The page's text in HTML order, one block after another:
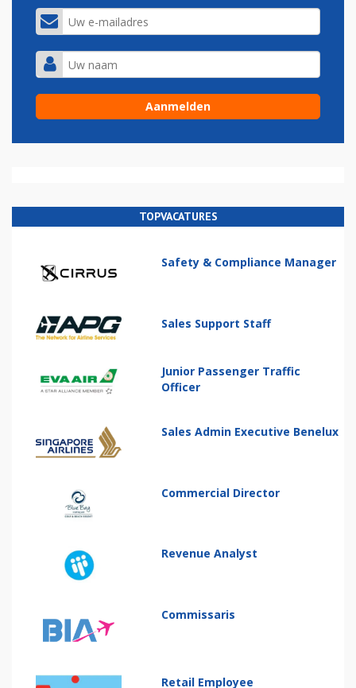
TOPVACATURES
Safety & Compliance Manager
Sales Support Staff
Junior Passenger Traffic
Officer
Sales Admin Executive Benelux
Commercial Director
Revenue Analyst
Commissaris
Retail Employee